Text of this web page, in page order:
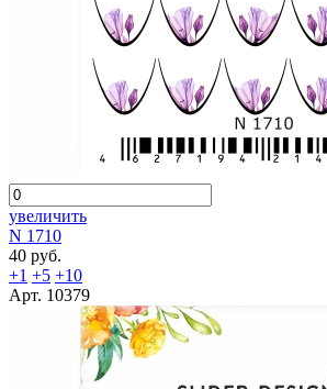
увеличить
N 1710
40 руб.
+1 +5 +10
Арт. 10379